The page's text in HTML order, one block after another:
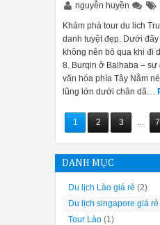
nguyễn huyền
Khám phá tour du lich
danh tuyệt đẹp. Dưới
không nên bỏ qua khi đi
8. Burqin ở Baihaba – sự
văn hóa phía Tây Nằm
lũng lớn dưới chân dã…
1 2 3 ...
DANH MỤC
Du lịch Lào giá rẻ (2)
Du lịch singapore giá rẻ
Tour Lào (1)